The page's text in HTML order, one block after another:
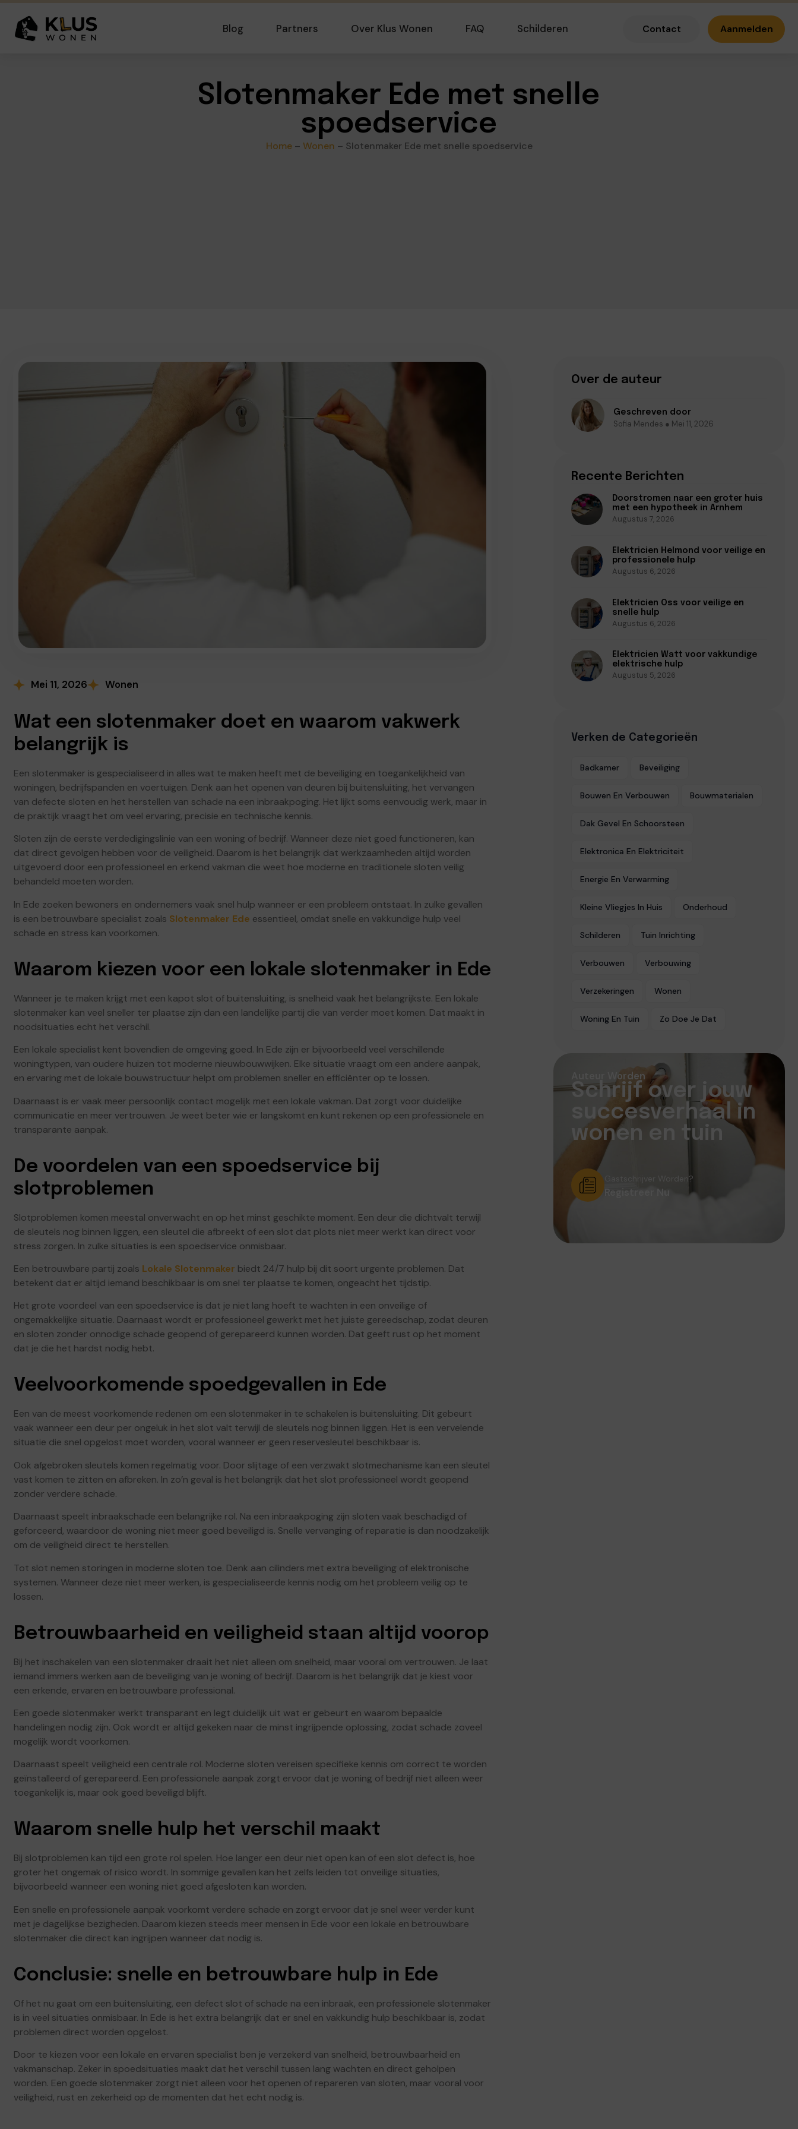
Blog Partners Over Klus Wonen FAQ Schilderen Contact Aanmelden
Slotenmaker Ede met snelle
spoedservice
Home– Wonen – Slotenmaker Ede met snelle spoedservice
Mei 11, 2026 Wonen
Wat een slotenmaker doet en waarom vakwerk
belangrijk is
Een slotenmaker is gespecialiseerd in alles wat te maken heeft met de beveiliging en toegankelijkheid van
woningen, bedrijfspanden en voertuigen. Denk aan het openen van deuren bij buitensluiting, het vervangen
van defecte sloten en het herstellen van schade na een inbraakpoging. Het lijkt soms eenvoudig werk, maar in
de praktijk vraagt het om veel ervaring, precisie en technische kennis.
Sloten zijn de eerste verdedigingslinie van een woning of bedrijf. Wanneer deze niet goed functioneren, kan
dat direct gevolgen hebben voor de veiligheid. Daarom is het belangrijk dat werkzaamheden altijd worden
uitgevoerd door een professioneel en erkend vakman die weet hoe moderne en traditionele sloten veilig
behandeld moeten worden.
In Ede zoeken bewoners en ondernemers vaak snel hulp wanneer er een probleem ontstaat. In zulke gevallen
is een betrouwbare specialist zoals Slotenmaker Ede essentieel, omdat snelle en vakkundige hulp veel
schade en stress kan voorkomen.
Waarom kiezen voor een lokale slotenmaker in Ede
Wanneer je te maken krijgt met een kapot slot of buitensluiting, is snelheid vaak het belangrijkste. Een lokale
slotenmaker kan veel sneller ter plaatse zijn dan een landelijke partij die van verder moet komen. Dat maakt in
noodsituaties echt het verschil.
Een lokale specialist kent bovendien de omgeving goed. In Ede zijn er bijvoorbeeld veel verschillende
woningtypen, van oudere huizen tot moderne nieuwbouwwijken. Elke situatie vraagt om een andere aanpak,
en ervaring met de lokale bouwstructuur helpt om problemen sneller en efficiënter op te lossen.
Daarnaast is er vaak meer persoonlijk contact mogelijk met een lokale vakman. Dat zorgt voor duidelijke
communicatie en meer vertrouwen. Je weet beter wie er langskomt en kunt rekenen op een professionele en
transparante aanpak.
De voordelen van een spoedservice bij
slotproblemen
Slotproblemen komen meestal onverwacht en op het minst geschikte moment. Een deur die dichtvalt terwijl
de sleutels nog binnen liggen, een sleutel die afbreekt of een slot dat plots niet meer werkt kan direct voor
stress zorgen. In zulke situaties is een spoedservice onmisbaar.
Een betrouwbare partij zoals Lokale Slotenmaker biedt 24/7 hulp bij dit soort urgente problemen. Dat
betekent dat er altijd iemand beschikbaar is om snel ter plaatse te komen, ongeacht het tijdstip.
Het grote voordeel van een spoedservice is dat je niet lang hoeft te wachten in een onveilige of
ongemakkelijke situatie. Daarnaast wordt er professioneel gewerkt met het juiste gereedschap, zodat deuren
en sloten zonder onnodige schade geopend of gerepareerd kunnen worden. Dat geeft rust op het moment
dat je die het hardst nodig hebt.
Veelvoorkomende spoedgevallen in Ede
Een van de meest voorkomende redenen om een slotenmaker in te schakelen is buitensluiting. Dit gebeurt
vaak wanneer een deur per ongeluk in het slot valt terwijl de sleutels nog binnen liggen. Het is een vervelende
situatie die snel opgelost moet worden, vooral wanneer er geen reservesleutel beschikbaar is.
Ook afgebroken sleutels komen regelmatig voor. Door slijtage of een verzwakt slotmechanisme kan een sleutel
vast komen te zitten en afbreken. In zo’n geval is het belangrijk dat het slot professioneel wordt geopend
zonder verdere schade.
Daarnaast speelt inbraakschade een belangrijke rol. Na een inbraakpoging zijn sloten vaak beschadigd of
geforceerd, waardoor de woning niet meer goed beveiligd is. Snelle vervanging of reparatie is dan noodzakelijk
om de veiligheid direct te herstellen.
Tot slot nemen storingen in moderne sloten toe. Denk aan cilinders met extra beveiliging of elektronische
systemen. Wanneer deze niet meer werken, is gespecialiseerde kennis nodig om het probleem veilig op te
lossen.
Betrouwbaarheid en veiligheid staan altijd voorop
Bij het inschakelen van een slotenmaker draait het niet alleen om snelheid, maar vooral om vertrouwen. Je laat
iemand immers werken aan de beveiliging van je woning of bedrijf. Daarom is het belangrijk dat je kiest voor
een erkende, ervaren en betrouwbare professional.
Een goede slotenmaker werkt transparant en legt duidelijk uit wat er gebeurt en waarom bepaalde
handelingen nodig zijn. Ook wordt er altijd gekeken naar de minst ingrijpende oplossing, zodat schade zoveel
mogelijk wordt voorkomen.
Daarnaast speelt veiligheid een centrale rol. Moderne sloten vereisen specifieke kennis om correct te worden
geïnstalleerd of gerepareerd. Een professionele aanpak zorgt ervoor dat je woning of bedrijf niet alleen weer
toegankelijk is, maar ook goed beveiligd blijft.
Waarom snelle hulp het verschil maakt
Bij slotproblemen kan tijd een grote rol spelen. Hoe langer een deur niet open kan of een slot defect is, hoe
groter het ongemak of risico wordt. In sommige gevallen kan het zelfs leiden tot onveilige situaties,
bijvoorbeeld wanneer een woning niet goed afgesloten kan worden.
Een snelle en professionele aanpak voorkomt verdere schade en zorgt ervoor dat je snel weer verder kunt
met je dagelijkse bezigheden. Daarom kiezen steeds meer mensen in Ede voor een lokale en betrouwbare
slotenmaker die direct kan ingrijpen wanneer dat nodig is.
Conclusie: snelle en betrouwbare hulp in Ede
Of het nu gaat om een buitensluiting, een defect slot of schade na een inbraak, een professionele slotenmaker
is in veel situaties onmisbaar. In Ede is het extra belangrijk dat er snel en vakkundig hulp beschikbaar is, zodat
problemen direct worden opgelost.
Door te kiezen voor een lokale en ervaren specialist ben je verzekerd van snelheid, betrouwbaarheid en
vakmanschap. Zeker in spoedsituaties maakt dat het verschil tussen lang wachten en direct geholpen
worden. Een goede slotenmaker zorgt niet alleen voor het openen of repareren van sloten, maar vooral voor
veiligheid, rust en zekerheid op de momenten dat het echt nodig is.
Over de auteur
Geschreven door
Sofia Mendes ● Mei 11, 2026
Recente Berichten
Doorstromen naar een groter huis
met een hypotheek in Arnhem
Augustus 7, 2026
Elektricien Helmond voor veilige en
professionele hulp
Augustus 6, 2026
Elektricien Oss voor veilige en
snelle hulp
Augustus 6, 2026
Elektricien Watt voor vakkundige
elektrische hulp
Augustus 5, 2026
Verken de Categorieën
Badkamer Beveiliging
Bouwen En Verbouwen Bouwmaterialen
Dak Gevel En Schoorsteen
Elektronica En Elektriciteit
Energie En Verwarming
Kleine Vliegjes In Huis Onderhoud
Schilderen Tuin Inrichting
Verbouwen Verbouwing
Verzekeringen Wonen
Woning En Tuin Zo Doe Je Dat
Auteur Worden
Schrijf over jouw
succesverhaal in
wonen en tuin
Gastschrijver Worden?
Registreer Nu